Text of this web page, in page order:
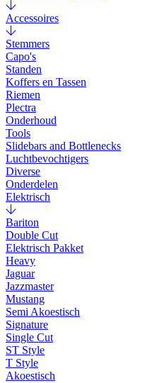
Accessoires
Stemmers
Capo's
Standen
Koffers en Tassen
Riemen
Plectra
Onderhoud
Tools
Slidebars and Bottlenecks
Luchtbevochtigers
Diverse
Onderdelen
Elektrisch
Bariton
Double Cut
Elektrisch Pakket
Heavy
Jaguar
Jazzmaster
Mustang
Semi Akoestisch
Signature
Single Cut
ST Style
T Style
Akoestisch